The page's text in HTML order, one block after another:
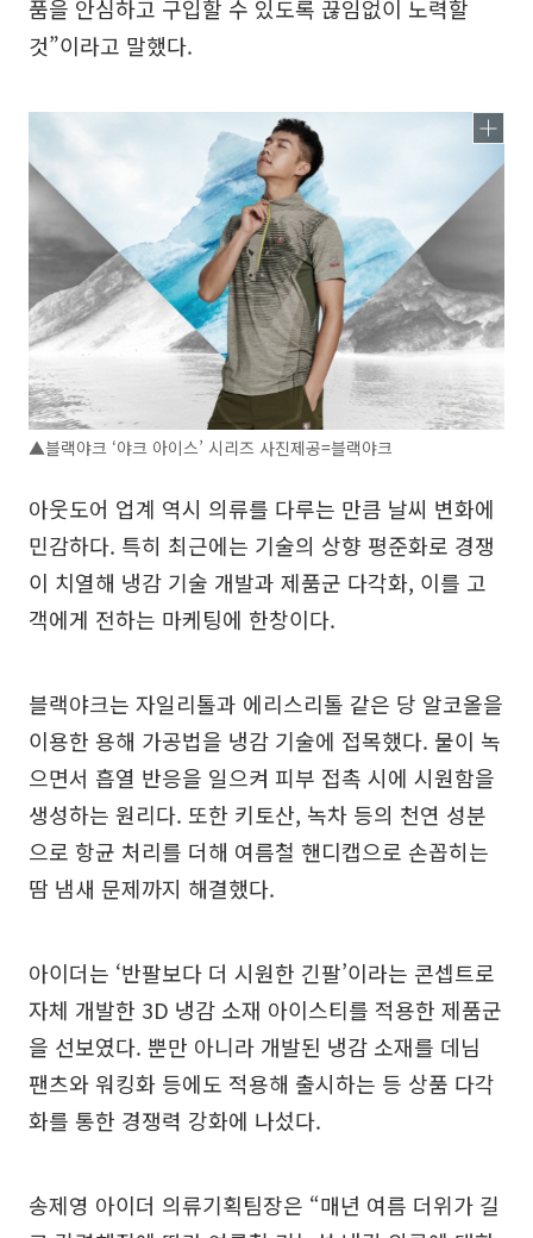
품을 안심하고 구입할 수 있도록 끊임없이 노력할
것”이라고 말했다.
▲블랙야크 ‘야크 아이스’ 시리즈 사진제공=블랙야크
아웃도어 업계 역시 의류를 다루는 만큼 날씨 변화에
민감하다. 특히 최근에는 기술의 상향 평준화로 경쟁
이 치열해 냉감 기술 개발과 제품군 다각화, 이를 고
객에게 전하는 마케팅에 한창이다.
블랙야크는 자일리톨과 에리스리톨 같은 당 알코올을
이용한 용해 가공법을 냉감 기술에 접목했다. 물이 녹
으면서 흡열 반응을 일으켜 피부 접촉 시에 시원함을
생성하는 원리다. 또한 키토산, 녹차 등의 천연 성분
으로 항균 처리를 더해 여름철 핸디캡으로 손꼽히는
땀 냄새 문제까지 해결했다.
아이더는 ‘반팔보다 더 시원한 긴팔’이라는 콘셉트로
자체 개발한 3D 냉감 소재 아이스티를 적용한 제품군
을 선보였다. 뿐만 아니라 개발된 냉감 소재를 데님
팬츠와 워킹화 등에도 적용해 출시하는 등 상품 다각
화를 통한 경쟁력 강화에 나섰다.
송제영 아이더 의류기획팀장은 “매년 여름 더위가 길